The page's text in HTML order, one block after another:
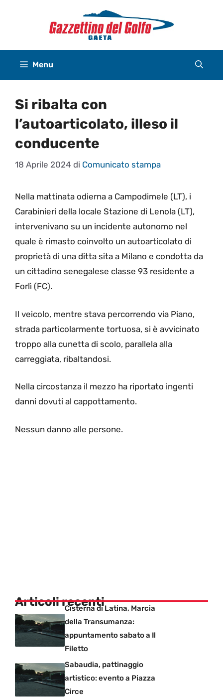
Menu
Si ribalta con
l’autoarticolato, illeso il
conducente
18 Aprile 2024 di Comunicato stampa
Nella mattinata odierna a Campodimele (LT), i
Carabinieri della locale Stazione di Lenola (LT),
intervenivano su un incidente autonomo nel
quale è rimasto coinvolto un autoarticolato di
proprietà di una ditta sita a Milano e condotta da
un cittadino senegalese classe 93 residente a
Forlì (FC).
Il veicolo, mentre stava percorrendo via Piano,
strada particolarmente tortuosa, si è avvicinato
troppo alla cunetta di scolo, parallela alla
carreggiata, ribaltandosi.
Nella circostanza il mezzo ha riportato ingenti
danni dovuti al cappottamento.
Nessun danno alle persone.
Articoli recentiCisterna di Latina, Marcia
della Transumanza:
appuntamento sabato a Il
Filetto
Sabaudia, pattinaggio
artistico: evento a Piazza
Circe